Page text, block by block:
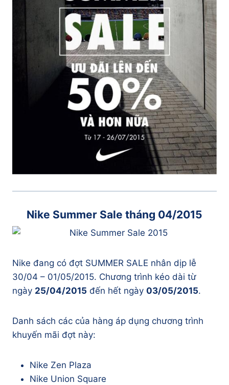
Nike Summer Sale tháng 04/2015
Nike đang có đợt SUMMER SALE nhân dịp lễ
30/04 – 01/05/2015. Chương trình kéo dài từ
ngày 25/04/2015 đến hết ngày 03/05/2015.
Danh sách các của hàng áp dụng chương trình
khuyến mãi đợt này:
Nike Zen Plaza
Nike Union Square